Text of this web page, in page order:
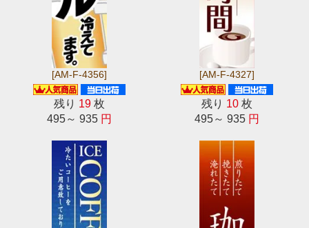
[AM-F-4356]
残り 19枚
495～ 935 円
[AM-F-4327]
残り 10枚
495～ 935 円